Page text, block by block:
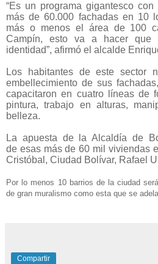
“Es un programa gigantesco
más de 60.000 fachadas en 10
más o menos el área de 100
Campín, esto va a hacer que
identidad”, afirmó el alcalde
Los habitantes de este sector
embellecimiento de sus
capacitaron en cuatro líneas de
pintura, trabajo en alturas,
belleza.
La apuesta de la Alcaldía de
de esas más de 60 mil viviendas
Cristóbal, Ciudad Bolívar, Rafael
Por lo menos 10 barrios de la ciudad
de gran muralismo como esta que se
Compartir